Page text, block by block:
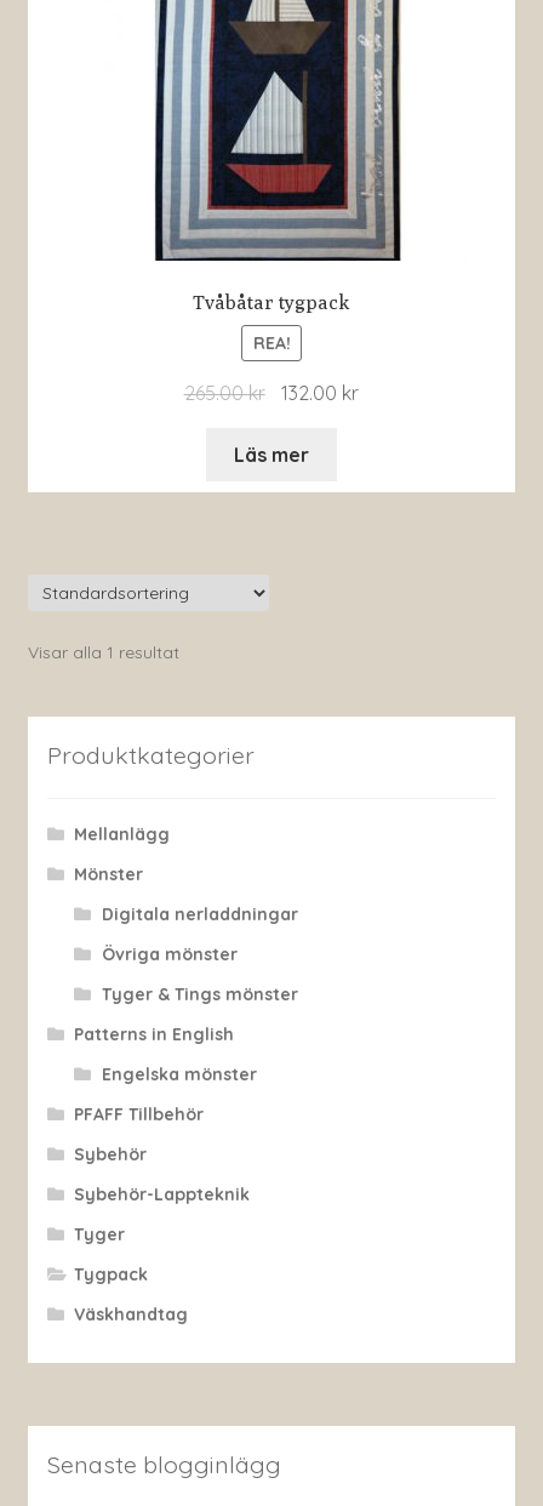
Tvåbåtar tygpack
REA!
265.00kr 132.00 kr
Läs mer
Visar alla 1 resultat
Produktkategorier
Mellanlägg
Mönster
Digitala nerladdningar
Övriga mönster
Tyger & Tings mönster
Patterns in English
Engelska mönster
PFAFF Tillbehör
Sybehör
Sybehör-Lappteknik
Tyger
Tygpack
Väskhandtag
Senaste blogginlägg